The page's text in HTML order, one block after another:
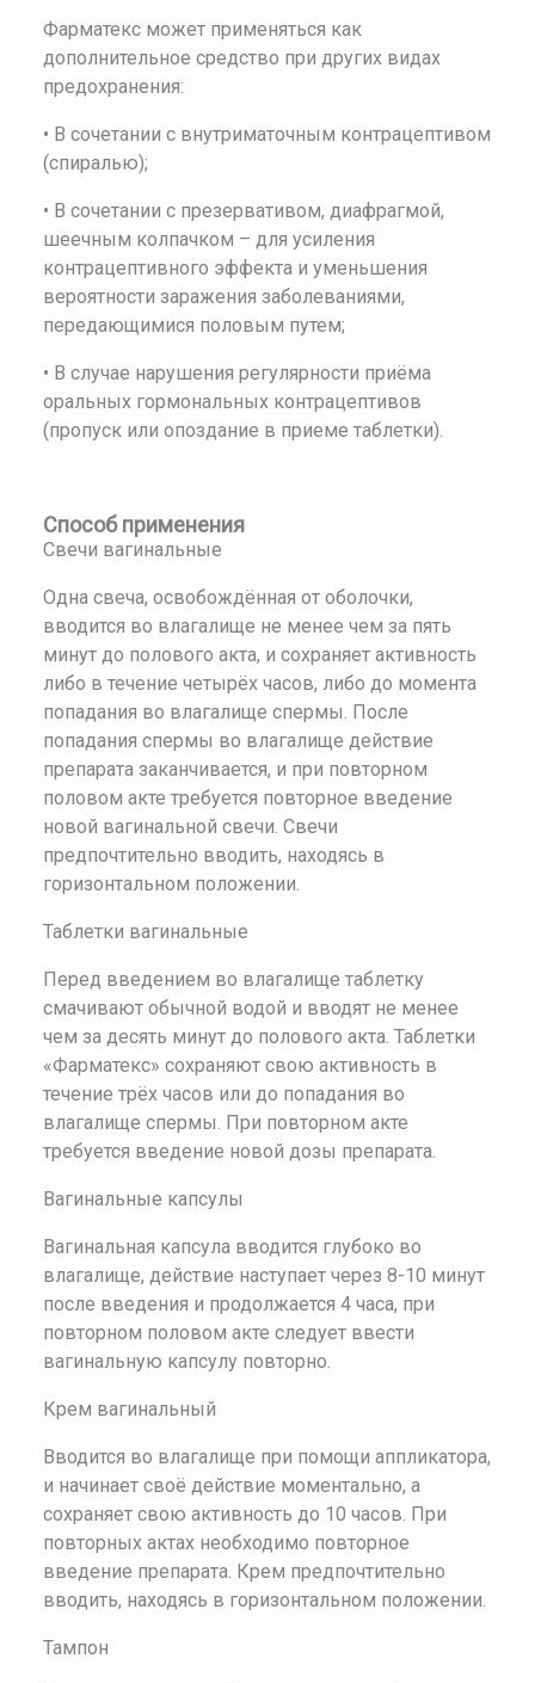
Фарматекс может применяться как
дополнительное средство при других видах
предохранения:
• В сочетании с внутриматочным контрацептивом
(спиралью);
• В сочетании с презервативом, диафрагмой,
шеечным колпачком – для усиления
контрацептивного эффекта и уменьшения
вероятности заражения заболеваниями,
передающимися половым путем;
• В случае нарушения регулярности приёма
оральных гормональных контрацептивов
(пропуск или опоздание в приеме таблетки).
Способ применения
Свечи вагинальные
Одна свеча, освобождённая от оболочки,
вводится во влагалище не менее чем за пять
минут до полового акта, и сохраняет активность
либо в течение четырёх часов, либо до момента
попадания во влагалище спермы. После
попадания спермы во влагалище действие
препарата заканчивается, и при повторном
половом акте требуется повторное введение
новой вагинальной свечи. Свечи
предпочтительно вводить, находясь в
горизонтальном положении.
Таблетки вагинальные
Перед введением во влагалище таблетку
смачивают обычной водой и вводят не менее
чем за десять минут до полового акта. Таблетки
«Фарматекс» сохраняют свою активность в
течение трёх часов или до попадания во
влагалище спермы. При повторном акте
требуется введение новой дозы препарата.
Вагинальные капсулы
Вагинальная капсула вводится глубоко во
влагалище, действие наступает через 8-10 минут
после введения и продолжается 4 часа, при
повторном половом акте следует ввести
вагинальную капсулу повторно.
Крем вагинальный
Вводится во влагалище при помощи аппликатора,
и начинает своё действие моментально, а
сохраняет свою активность до 10 часов. При
повторных актах необходимо повторное
введение препарата. Крем предпочтительно
вводить, находясь в горизонтальном положении.
Тампон